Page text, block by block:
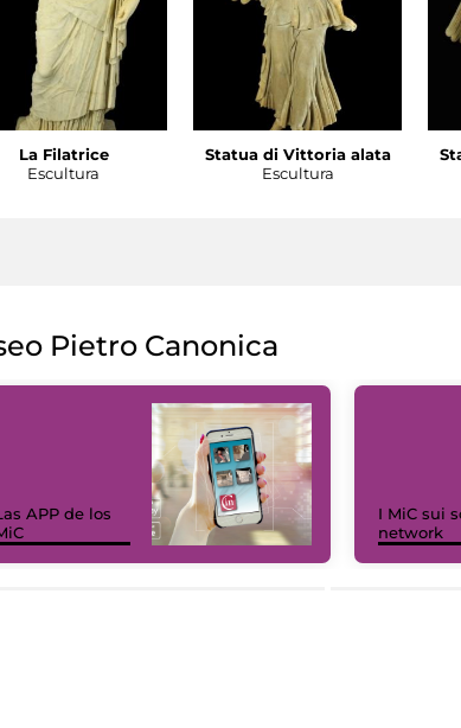
La Filatrice
Escultura
Statua di Vittoria alata
Escultura
Pietro Canonica
APP de los
I MiC sui
network